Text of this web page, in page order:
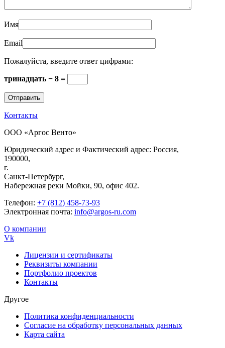
Имя
Email
Пожалуйста, введите ответ цифрами:
тринадцать − 8 =
Контакты
ООО «Аргос Венто»
Юридический адрес и Фактический адрес: Россия,
190000,
г.
Санкт-Петербург,
Набережная реки Мойки, 90, офис 402.
Телефон: +7 (812) 458-73-93
Электронная почта: info@argos-ru.com
О компании
Vk
Лицензии и сертификаты
Реквизиты компании
Портфолио проектов
Контакты
Другое
Политика конфиденциальности
Согласие на обработку персональных данных
Карта сайта